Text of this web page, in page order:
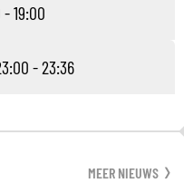
- 19:00
- 23:36
MEER NIEUWS